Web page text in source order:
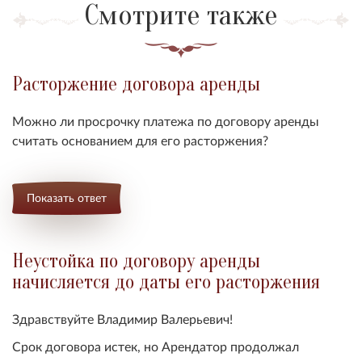
Смотрите также
Расторжение договора аренды
Можно ли просрочку платежа по договору аренды
считать основанием для его расторжения?
Показать ответ
Неустойка по договору аренды
начисляется до даты его расторжения
Здравствуйте Владимир Валерьевич!
Срок договора истек, но Арендатор продолжал